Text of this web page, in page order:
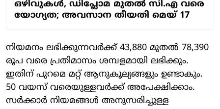
ഒഴിവുകൾ, ഡിപ്ലോമ മുതൽ സി.എ വരെ
യോഗ്യത; അവസാന തീയതി മെയ് 17
നിയമനം ലഭിക്കുന്നവർക്ക് 43,880 മുതൽ 78,390
രൂപ വരെ പ്രതിമാസം ശമ്പളമായി ലഭിക്കും.
ഇതിന് പുറമെ മറ്റ് ആനുകൂല്യങ്ങളും ഉണ്ടാകും.
50 വയസ് വരെയുള്ളവർക്ക് അപേക്ഷിക്കാം.
സർക്കാർ നിയമങ്ങൾ അനുസരിച്ചുള്ള